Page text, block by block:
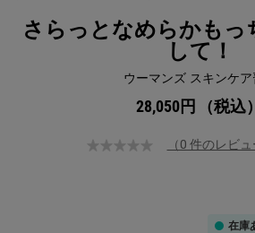
さらっとなめらかも
して！
ウーマンズ スキンケ
28,050円 （税込）
（0 件のレビュ
在庫